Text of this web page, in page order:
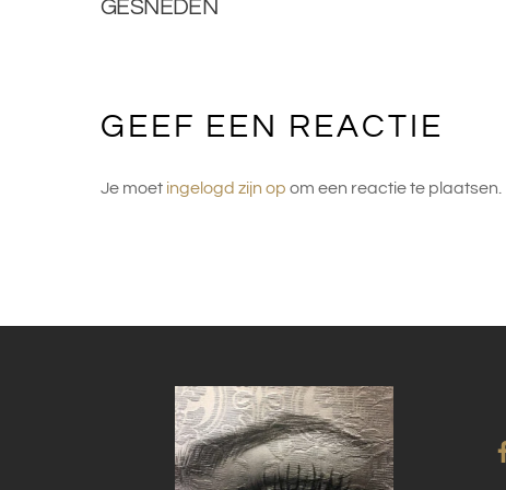
GESNEDEN
GEEF EEN REACTIE
Je moet ingelogd zijn op om een reactie te plaatsen.